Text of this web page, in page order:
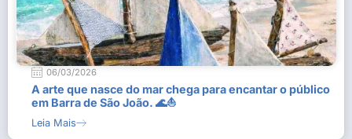
06/03/2026
A arte que nasce do mar chega para encantar o público
em Barra de São João. 🌊⛵
Leia Mais